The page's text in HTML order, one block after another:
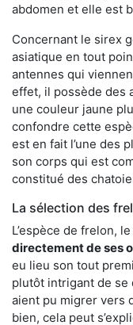
abdomen et elle est
Concernant le sirex
asiatique en tout
antennes qui
effet, il possède des
une couleur jaune
confondre cette
est en fait l’une des
son corps qui est
constitué des
La sélection des
L’espèce de frelon, le
directement de ses
eu lieu son tout
plutôt intrigant de se
aient pu migrer vers
bien, cela peut